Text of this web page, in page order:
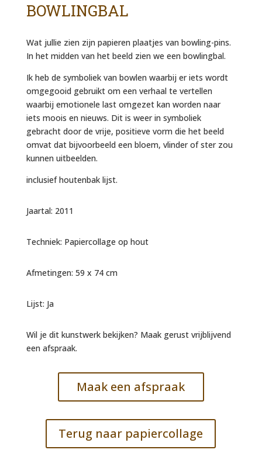
BOWLINGBAL
Wat jullie zien zijn papieren plaatjes van bowling-pins.
In het midden van het beeld zien we een bowlingbal.
Ik heb de symboliek van bowlen waarbij er iets wordt
omgegooid gebruikt om een verhaal te vertellen
waarbij emotionele last omgezet kan worden naar
iets moois en nieuws. Dit is weer in symboliek
gebracht door de vrije, positieve vorm die het beeld
omvat dat bijvoorbeeld een bloem, vlinder of ster zou
kunnen uitbeelden.
inclusief houtenbak lijst.
Jaartal: 2011
Techniek: Papiercollage op hout
Afmetingen: 59 x 74 cm
Lijst: Ja
Wil je dit kunstwerk bekijken? Maak gerust vrijblijvend
een afspraak.
Maak een afspraak
Terug naar papiercollage